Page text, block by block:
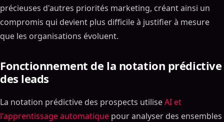
précieuses d'autres priorités marketing, créant ainsi un
compromis qui devient plus difficile à justifier à mesure
que les organisations évoluent.
Fonctionnement de la notation prédictive
des leads
La notation prédictive des prospects utiliseAI et
l'apprentissage automatique pour analyser des ensembles